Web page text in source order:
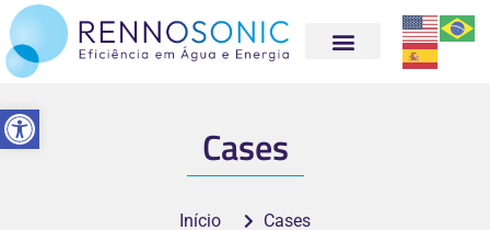
Abrir a barra de ferramentas
Cases
Início Cases